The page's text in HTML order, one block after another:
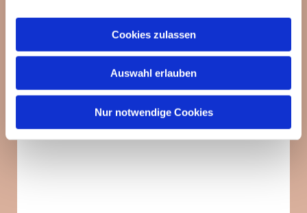
Cookies zulassen
Auswahl erlauben
Nur notwendige Cookies